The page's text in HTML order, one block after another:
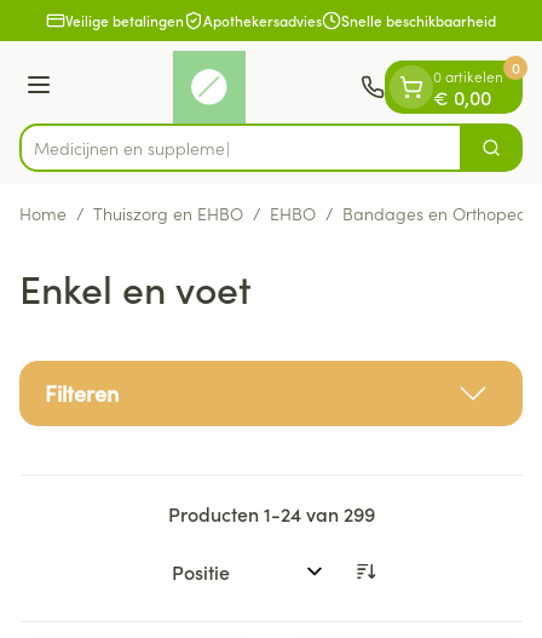
Ga naar de inhoud
1 van 1Veilige betalingen Apothekersadvies Snelle beschikbaarheid
Menu
Product, merk, categorie...
Med Zoek
0 artikelen
€ 0,00
0
Home / Thuiszorg en EHBO / EHBO / Bandages en
Enkel en voet
Filteren
Producten1-24van 299
Sorteer op: